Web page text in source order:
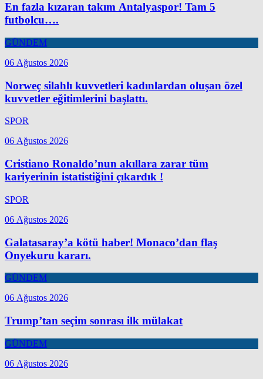
En fazla kızaran takım Antalyaspor! Tam 5
futbolcu….
GÜNDEM
06 Ağustos 2026
Norweç silahlı kuvvetleri kadınlardan oluşan özel
kuvvetler eğitimlerini başlattı.
SPOR
06 Ağustos 2026
Cristiano Ronaldo’nun akıllara zarar tüm
kariyerinin istatistiğini çıkardık !
SPOR
06 Ağustos 2026
Galatasaray’a kötü haber! Monaco’dan flaş
Onyekuru kararı.
GÜNDEM
06 Ağustos 2026
Trump’tan seçim sonrası ilk mülakat
GÜNDEM
06 Ağustos 2026